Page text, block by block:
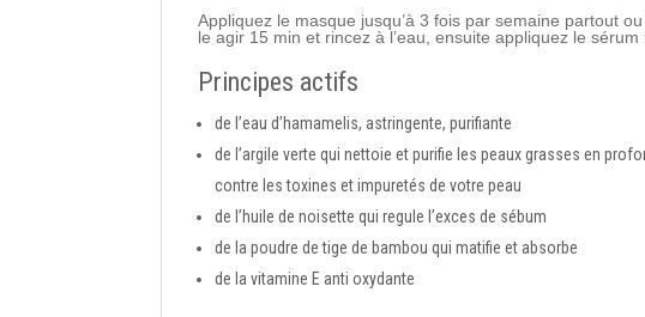
Appliquez le masque jusqu’à 3 fois par semaine partout
le agir 15 min et rincez à l’eau, ensuite appliquez le
Principes actifs
de l’eau d’hamamelis, astringente, purifiante
de l’argile verte qui nettoie et purifie les peaux grasses en
contre les toxines et impuretés de votre peau
de l’huile de noisette qui regule l’exces de sébum
de lapoudre de tige de bambou qui matifie et absorbe
de lavitamine E anti oxydante